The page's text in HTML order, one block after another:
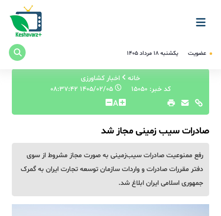
عضویت یکشنبه ۱۸ مرداد ۱۴۰۵
خانه
اخبار کشاورزی
کد خبر: 15050
۱۴۰۵/۰۲/۰۵ ۰۸:۳۷:۴۲
A
صادرات سیب زمینی مجاز شد
رفع ممنوعیت صادرات سیب‌زمینی به صورت مجاز مشروط از سوی
دفتر مقررات صادرات و واردات سازمان توسعه تجارت ایران به گمرک
جمهوری اسلامی ایران ابلاغ شد.